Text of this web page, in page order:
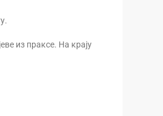
из праксе. На крају